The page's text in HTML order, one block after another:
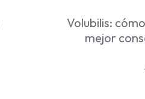
Volubilis:
mejor